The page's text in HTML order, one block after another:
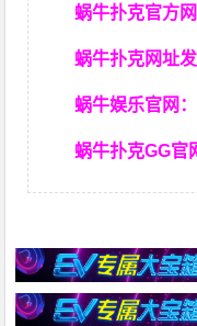
蜗牛扑克官方
蜗牛扑克网址
蜗牛娱乐官网：
蜗牛扑克GG官